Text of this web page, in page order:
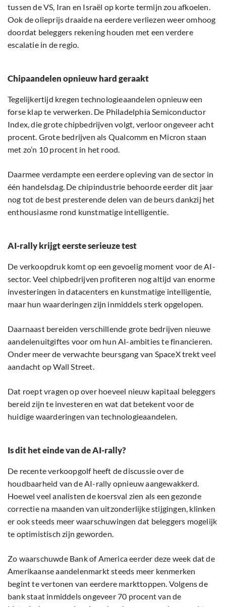
tussen de VS, Iran en Israël op korte termijn zou afkoelen.
Ook de olieprijs draaide na eerdere verliezen weer omhoog
doordat beleggers rekening houden met een verdere
escalatie in de regio.
Chipaandelen opnieuw hard geraakt
Tegelijkertijd kregen technologieaandelen opnieuw een
forse klap te verwerken. De Philadelphia Semiconductor
Index, die grote chipbedrijven volgt, verloor ongeveer acht
procent. Grote bedrijven als Qualcomm en Micron staan
met zo’n 10 procent in het rood.
Daarmee verdampte een eerdere opleving van de sector in
één handelsdag. De chipindustrie behoorde eerder dit jaar
nog tot de best presterende delen van de beurs dankzij het
enthousiasme rond kunstmatige intelligentie.
AI-rally krijgt eerste serieuze test
De verkoopdruk komt op een gevoelig moment voor de AI-
sector. Veel chipbedrijven profiteren nog altijd van enorme
investeringen in datacenters en kunstmatige intelligentie,
maar hun waarderingen zijn inmiddels sterk opgelopen.
Daarnaast bereiden verschillende grote bedrijven nieuwe
aandelenuitgiftes voor om hun AI-ambities te financieren.
Onder meer de verwachte beursgang van SpaceX trekt veel
aandacht op Wall Street.
Dat roept vragen op over hoeveel nieuw kapitaal beleggers
bereid zijn te investeren en wat dat betekent voor de
huidige waarderingen van technologieaandelen.
Is dit het einde van de AI-rally?
De recente verkoopgolf heeft de discussie over de
houdbaarheid van de AI-rally opnieuw aangewakkerd.
Hoewel veel analisten de koersval zien als een gezonde
correctie na maanden van uitzonderlijke stijgingen, klinken
er ook steeds meer waarschuwingen dat beleggers mogelijk
te optimistisch zijn geworden.
Zo waarschuwde Bank of America eerder deze week dat de
Amerikaanse aandelenmarkt steeds meer kenmerken
begint te vertonen van eerdere markttoppen. Volgens de
bank staat inmiddels ongeveer 70 procent van de